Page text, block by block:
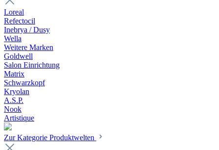
Loreal
Refectocil
Inebrya / Dusy
Wella
Weitere Marken
Goldwell
Salon Einrichtung
Matrix
Schwarzkopf
Kryolan
A.S.P.
Nook
Artistique
Zur Kategorie Produktwelten